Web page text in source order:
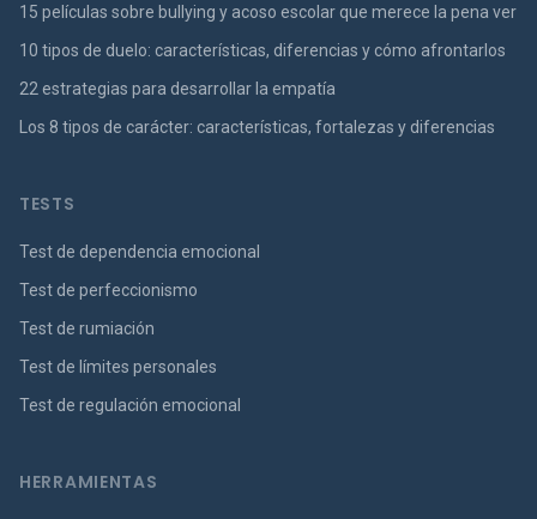
15 películas sobre bullying y acoso escolar que merece la pena ver
10 tipos de duelo: características, diferencias y cómo afrontarlos
22 estrategias para desarrollar la empatía
Los 8 tipos de carácter: características, fortalezas y diferencias
TESTS
Test de dependencia emocional
Test de perfeccionismo
Test de rumiación
Test de límites personales
Test de regulación emocional
HERRAMIENTAS